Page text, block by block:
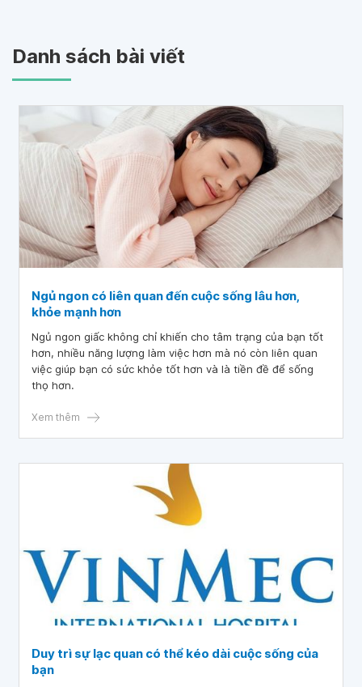
Danh sách bài viết
Ngủ ngon có liên quan đến cuộc sống lâu hơn,
khỏe mạnh hơn
Ngủ ngon giấc không chỉ khiến cho tâm trạng của bạn tốt
hơn, nhiều năng lượng làm việc hơn mà nó còn liên quan
việc giúp bạn có sức khỏe tốt hơn và là tiền đề để sống
thọ hơn.
Xem thêm
Duy trì sự lạc quan có thể kéo dài cuộc sống của
bạn